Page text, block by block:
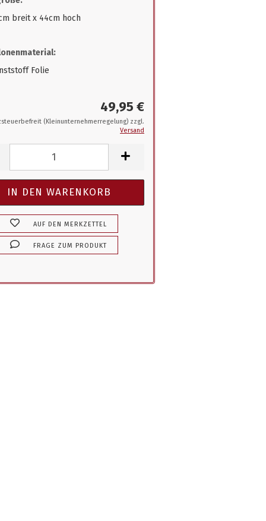
breit x 44cm hoch
Folie
49,95 €
(Kleinunternehmerregelung) zzgl.
Versand
AUF DEN MERKZETTEL
FRAGE ZUM PRODUKT